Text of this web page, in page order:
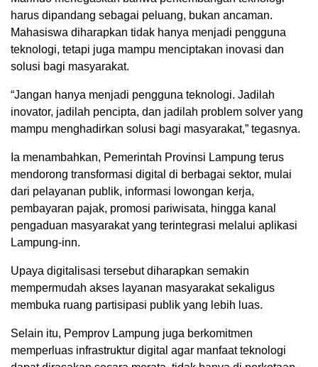
harus dipandang sebagai peluang, bukan ancaman.
Mahasiswa diharapkan tidak hanya menjadi pengguna
teknologi, tetapi juga mampu menciptakan inovasi dan
solusi bagi masyarakat.
“Jangan hanya menjadi pengguna teknologi. Jadilah
inovator, jadilah pencipta, dan jadilah problem solver yang
mampu menghadirkan solusi bagi masyarakat,” tegasnya.
Ia menambahkan, Pemerintah Provinsi Lampung terus
mendorong transformasi digital di berbagai sektor, mulai
dari pelayanan publik, informasi lowongan kerja,
pembayaran pajak, promosi pariwisata, hingga kanal
pengaduan masyarakat yang terintegrasi melalui aplikasi
Lampung-inn.
Upaya digitalisasi tersebut diharapkan semakin
mempermudah akses layanan masyarakat sekaligus
membuka ruang partisipasi publik yang lebih luas.
Selain itu, Pemprov Lampung juga berkomitmen
memperluas infrastruktur digital agar manfaat teknologi